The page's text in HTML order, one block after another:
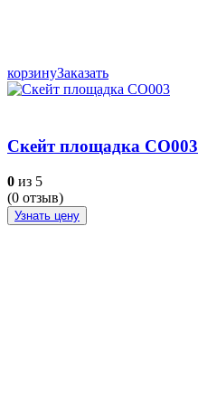
корзинуЗаказать
Скейт площадка СО003
0 из 5
(0 отзыв)
Узнать цену